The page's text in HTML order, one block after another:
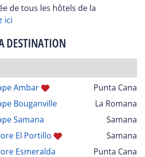
de tous les hôtels de la
ici
DESTINATION
Ambar
Punta Cana
Bouganville
La Romana
Samana
Samana
El Portillo
Samana
Esmeralda
Punta Cana